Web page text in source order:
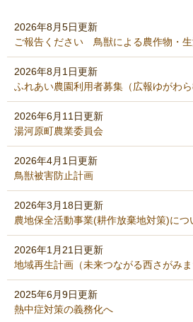
2026年8月5日更新
ご報告ください 鳥獣による農作物・
2026年8月1日更新
ふれあい農園利用者募集（広報ゆがわら
2026年6月11日更新
湯河原町農業委員会
2026年4月1日更新
鳥獣被害防止計画
2026年3月18日更新
農地保全活動事業(耕作放棄地対策)につ
2026年1月21日更新
地域再生計画（未来つながる西さがみま
2025年6月9日更新
熱中症対策の義務化へ